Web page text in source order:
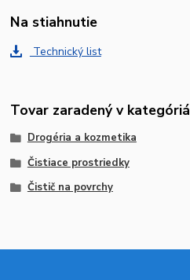
Na stiahnutie
Technický list
Tovar zaradený v
Drogéria a kozmetika
Čistiace prostriedky
Čistič na povrchy